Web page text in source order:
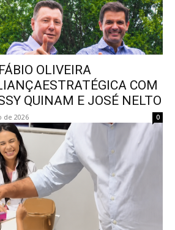
OLIVEIRA
COM
QUINAM E JOSÉ NELTO
de 2026 0